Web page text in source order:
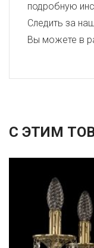
подробную
Следить за
Вы можете в
С ЭТИМ